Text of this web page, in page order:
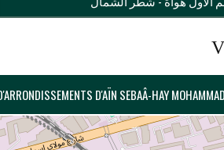
D'AÏN SEBAÂ-HAY